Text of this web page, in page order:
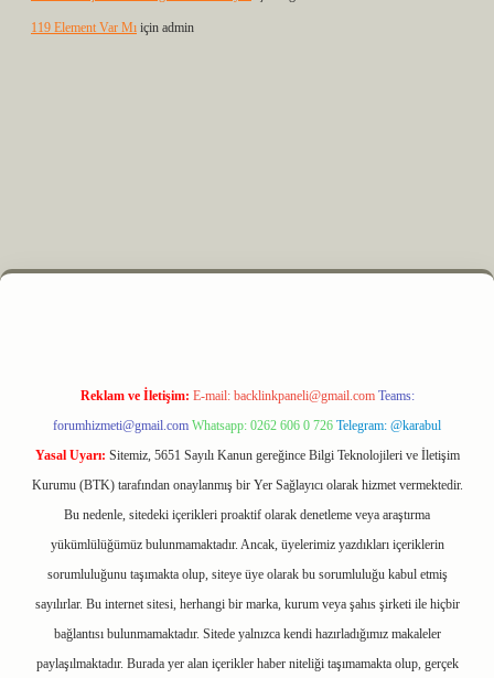
119 Element Var Mı için admin
m elexbet
Reklam ve İletişim: E-mail: backlinkpaneli@gmail.com Teams:
forumhizmeti@gmail.com Whatsapp: 0262 606 0 726 Telegram: @karabul
Yasal Uyarı: Sitemiz, 5651 Sayılı Kanun gereğince Bilgi Teknolojileri ve İletişim
Kurumu (BTK) tarafından onaylanmış bir Yer Sağlayıcı olarak hizmet vermektedir.
Bu nedenle, sitedeki içerikleri proaktif olarak denetleme veya araştırma
yükümlülüğümüz bulunmamaktadır. Ancak, üyelerimiz yazdıkları içeriklerin
sorumluluğunu taşımakta olup, siteye üye olarak bu sorumluluğu kabul etmiş
sayılırlar. Bu internet sitesi, herhangi bir marka, kurum veya şahıs şirketi ile hiçbir
bağlantısı bulunmamaktadır. Sitede yalnızca kendi hazırladığımız makaleler
paylaşılmaktadır. Burada yer alan içerikler haber niteliği taşımamakta olup, gerçek